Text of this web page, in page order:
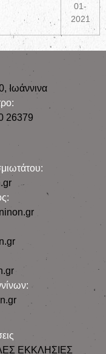
01-
2021
Iωάννινα
26379
ΕΚΚΛΗΣΙΕΣ